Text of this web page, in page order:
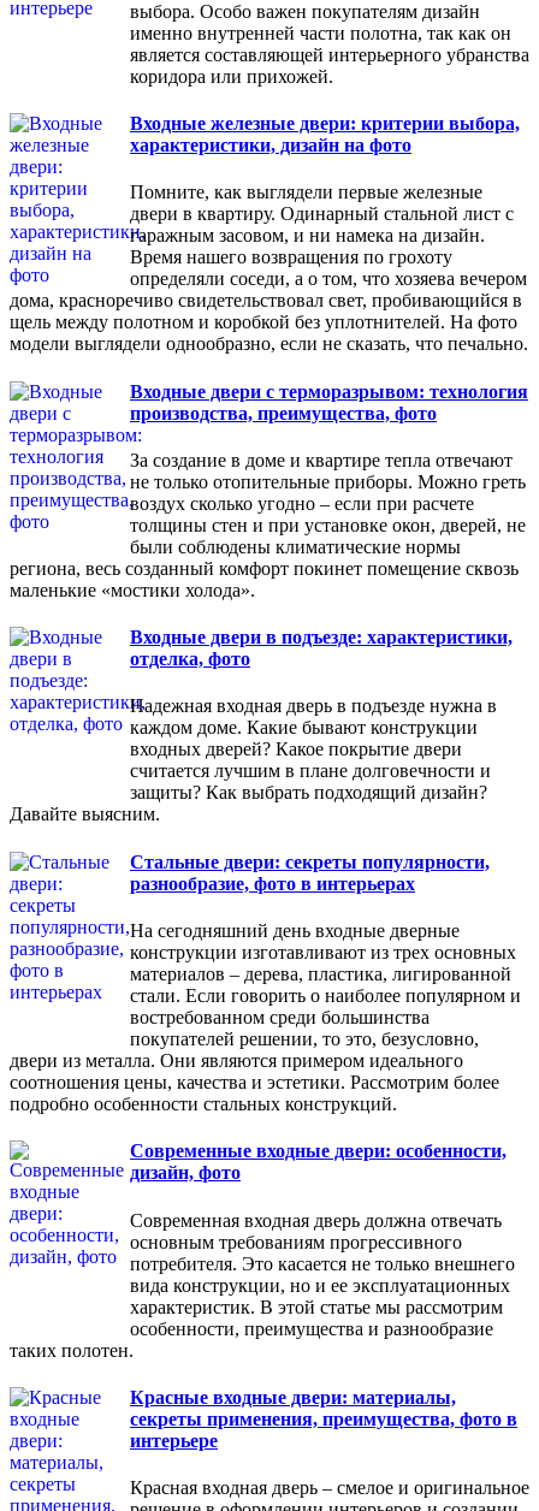
выбора. Особо важен покупателям дизайн
именно внутренней части полотна, так как он
является составляющей интерьерного убранства
коридора или прихожей.
Входные железные двери: критерии выбора,
характеристики, дизайн на фото
Помните, как выглядели первые железные
двери в квартиру. Одинарный стальной лист с
гаражным засовом, и ни намека на дизайн.
Время нашего возвращения по грохоту
определяли соседи, а о том, что хозяева вечером
дома, красноречиво свидетельствовал свет, пробивающийся в
щель между полотном и коробкой без уплотнителей. На фото
модели выглядели однообразно, если не сказать, что печально.
Входные двери с терморазрывом: технология
производства, преимущества, фото
За создание в доме и квартире тепла отвечают
не только отопительные приборы. Можно греть
воздух сколько угодно – если при расчете
толщины стен и при установке окон, дверей, не
были соблюдены климатические нормы
региона, весь созданный комфорт покинет помещение сквозь
маленькие «мостики холода».
Входные двери в подъезде: характеристики,
отделка, фото
Надежная входная дверь в подъезде нужна в
каждом доме. Какие бывают конструкции
входных дверей? Какое покрытие двери
считается лучшим в плане долговечности и
защиты? Как выбрать подходящий дизайн?
Давайте выясним.
Стальные двери: секреты популярности,
разнообразие, фото в интерьерах
На сегодняшний день входные дверные
конструкции изготавливают из трех основных
материалов – дерева, пластика, лигированной
стали. Если говорить о наиболее популярном и
востребованном среди большинства
покупателей решении, то это, безусловно,
двери из металла. Они являются примером идеального
соотношения цены, качества и эстетики. Рассмотрим более
подробно особенности стальных конструкций.
Современные входные двери: особенности,
дизайн, фото
Современная входная дверь должна отвечать
основным требованиям прогрессивного
потребителя. Это касается не только внешнего
вида конструкции, но и ее эксплуатационных
характеристик. В этой статье мы рассмотрим
особенности, преимущества и разнообразие
таких полотен.
Красные входные двери: материалы,
секреты применения, преимущества, фото в
интерьере
Красная входная дверь – смелое и оригинальное